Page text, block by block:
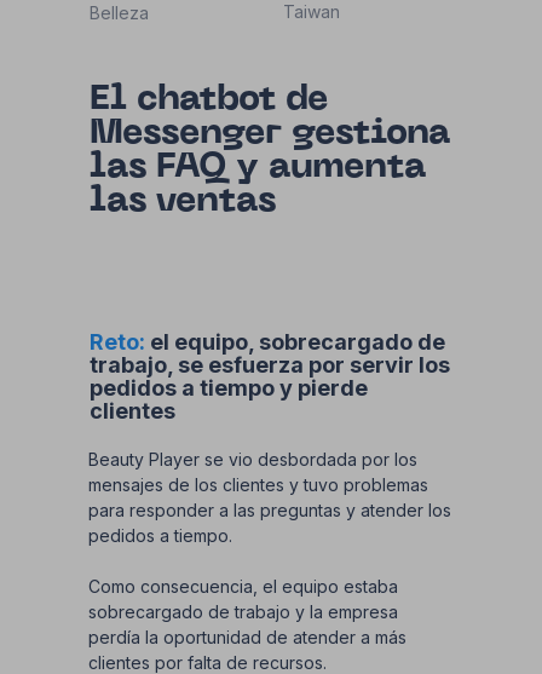
Beauty Player se vio desbordada por los
mensajes de los clientes y tuvo problemas
para responder a las preguntas y atender los
pedidos a tiempo.
Como consecuencia, el equipo estaba
sobrecargado de trabajo y la empresa
perdía la oportunidad de atender a más
clientes por falta de recursos.
El chatbot de
Messenger gestiona
las FAQ y aumenta
las ventas
Belleza
Taiwan
Reto: el equipo, sobrecargado de
trabajo, se esfuerza por servir los
pedidos a tiempo y pierde
clientes